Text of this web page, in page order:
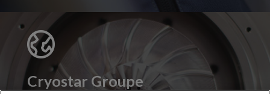
Cryostar Groupe